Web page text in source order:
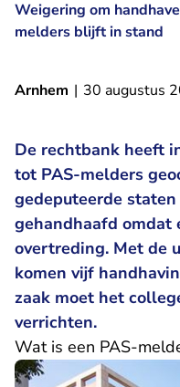
Weigering om
melders blijft in stand
Arnhem | 30 augustus
De rechtbank heeft
tot PAS-melders
gedeputeerde
gehandhaafd omdat
overtreding. Met de
komen vijf
zaak moet het
verrichten.
Wat is een PAS-